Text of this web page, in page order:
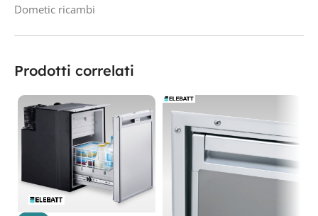
Dometic ricambi
Prodotti correlati